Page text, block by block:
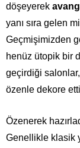
döşeyerek
yanı sıra gelen
Geçmişimizden
henüz ütopik bir
geçirdiği salonlar,
özenle dekore
Özenerek
Genellikle klasik